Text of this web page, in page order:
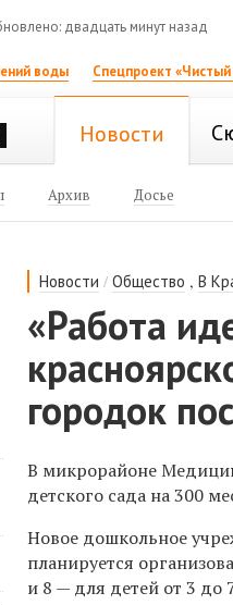
двадцать минут назад
воды Спецпроект «Чистый
Новости
Архив Досье
Новости /Общество ,В
«Работа
городок
В микрорайоне
детского сада на 300
Новое дошкольное
планируется
и 8 — для детей от 3 до